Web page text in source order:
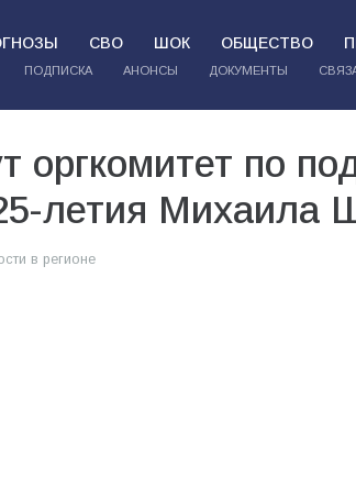
СВО ШОК ОБЩЕСТВО
ПОДПИСКА АНОНСЫ ДОКУМЕНТЫ
оргкомитет по
летия Михаила
в регионе